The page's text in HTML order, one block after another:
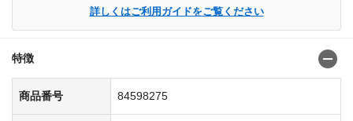
詳しくはご利用ガイドをご覧ください
特徴
商品番号 84598275